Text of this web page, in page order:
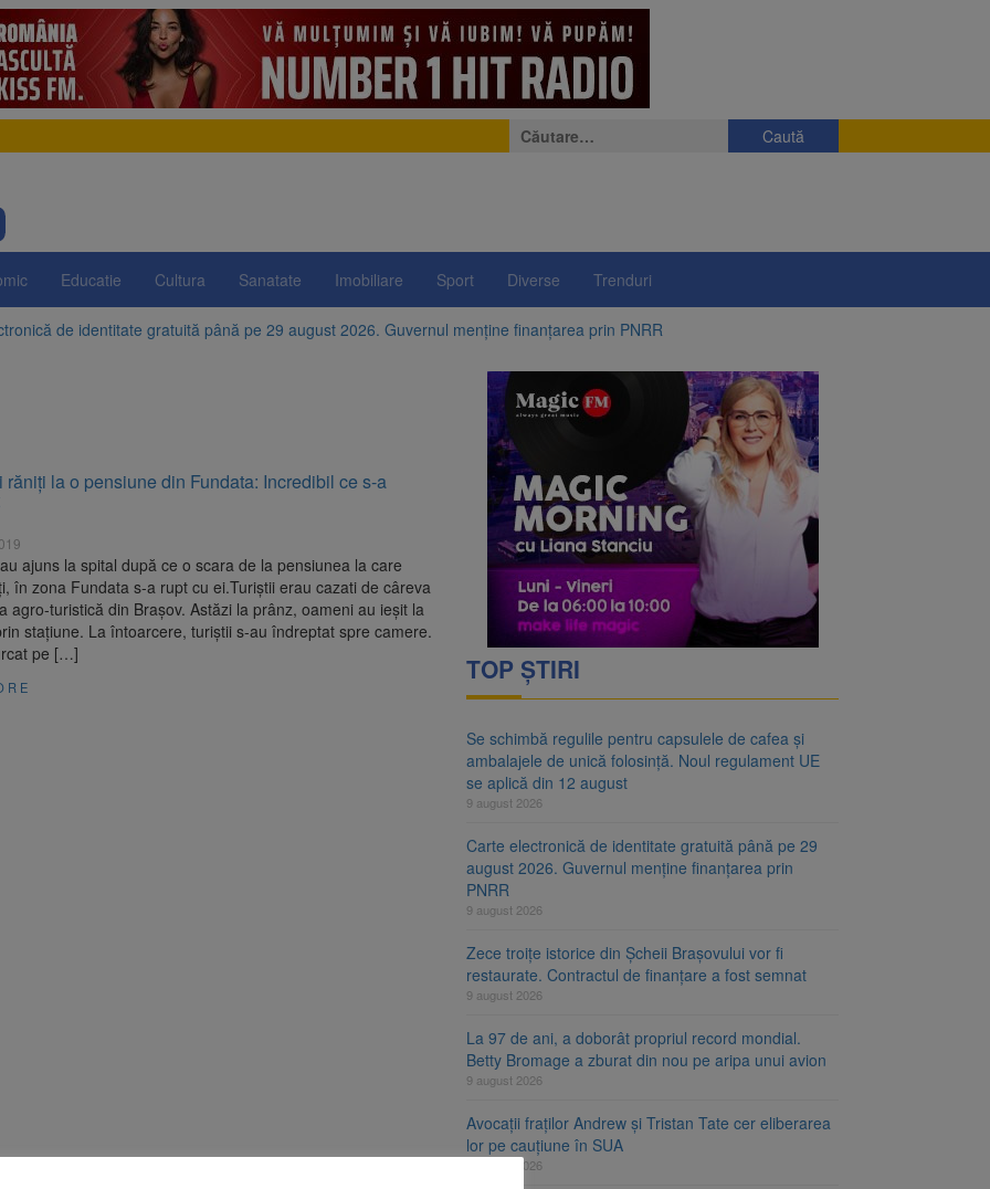
Caută
după:
Educatie Cultura Sanatate Imobiliare Sport Diverse Trenduri
de identitate gratuită până pe 29 august 2026. Guvernul menține finanțarea prin PNRR
istorice din Șcheii Brașovului vor fi restaurate. Contractul de finanțare a fost semnat
ani, a doborât propriul record mondial. Betty Bromage a zburat din nou pe aripa unui avion
examenul de medic specialist. Subiecte unice în toată țara, aceeași oră și același barem
regulile pentru capsulele de cafea și ambalajele de unică folosință. Noul regulament UE se
răniți la o pensiune din Fundata: Incredibil ce s-a
ajuns la spital după ce o scara de la pensiunea la care
în zona Fundata s-a rupt cu ei.Turiștii erau cazati de câreva
agro-turistică din Brașov. Astăzi la prânz, oameni au ieșit la
stațiune. La întoarcere, turiștii s-au îndreptat spre camere.
pe […]
TOP ȘTIRI
Se schimbă regulile pentru capsulele de cafea și
ambalajele de unică folosință. Noul regulament UE
se aplică din 12 august
9 august 2026
Carte electronică de identitate gratuită până pe 29
august 2026. Guvernul menține finanțarea prin
PNRR
9 august 2026
Zece troițe istorice din Șcheii Brașovului vor fi
restaurate. Contractul de finanțare a fost semnat
9 august 2026
La 97 de ani, a doborât propriul record mondial.
Betty Bromage a zburat din nou pe aripa unui avion
9 august 2026
Avocații fraților Andrew și Tristan Tate cer eliberarea
lor pe cauțiune în SUA
9 august 2026